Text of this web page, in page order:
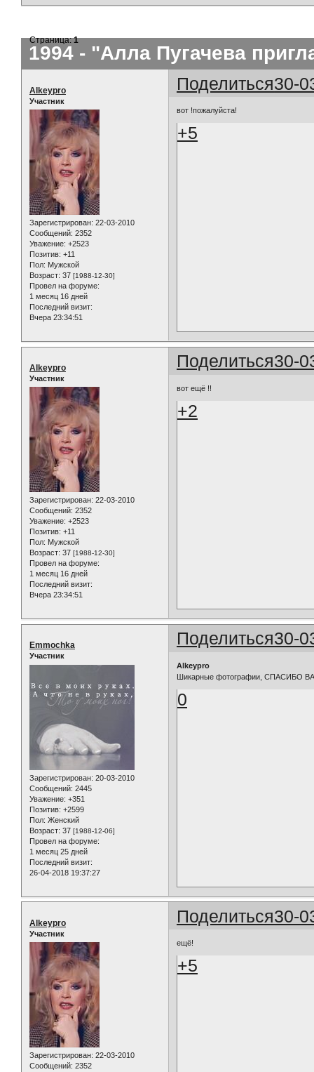
1994 - "Алла Пугачева
Страница:1
Поделиться30-
Alkeypro
Участник
Зарегистрирован: 22-03-2010
Сообщений: 2352
Уважение: +2523
Позитив: +11
Пол: Мужской
Возраст: 37 [1988-12-30]
Провел на форуме:
1 месяц 16 дней
Последний визит:
Вчера 23:34:51
вот !пожалуйста!
+5
Поделиться30-
Alkeypro
Участник
Зарегистрирован: 22-03-2010
Сообщений: 2352
Уважение: +2523
Позитив: +11
Пол: Мужской
Возраст: 37 [1988-12-30]
Провел на форуме:
1 месяц 16 дней
Последний визит:
Вчера 23:34:51
вот ещё !!
+2
Поделиться30-
Emmochka
Участник
Зарегистрирован: 20-03-2010
Сообщений: 2445
Уважение: +351
Позитив: +2599
Пол: Женский
Возраст: 37 [1988-12-06]
Провел на форуме:
1 месяц 25 дней
Последний визит:
26-04-2018 19:37:27
Alkeypro
Шикарные фотографии, СПАСИБО
0
Поделиться30-
Alkeypro
Участник
Зарегистрирован: 22-03-2010
Сообщений: 2352
ещё!
+5